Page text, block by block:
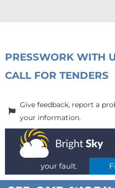
PRESSWORK WITH
CALL FOR TENDERS
Give feedback, report a
your information.
your fault.